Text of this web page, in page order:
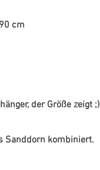
cm
der Größe zeigt ;)
Sanddorn kombiniert.